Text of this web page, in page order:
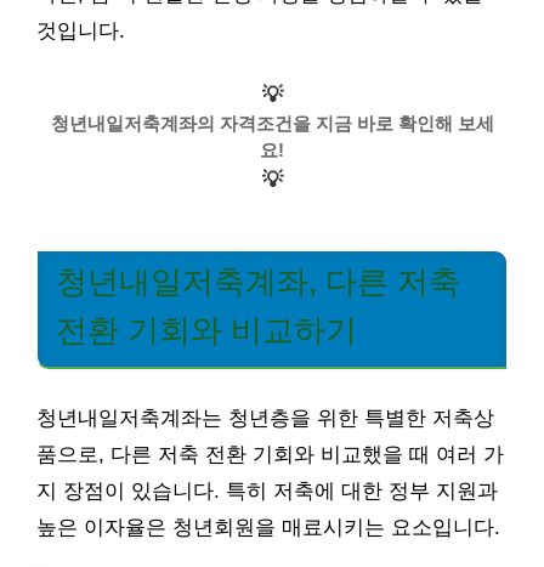
것입니다.
💡
청년내일저축계좌의 자격조건을 지금 바로 확인해 보세
요!
💡
청년내일저축계좌, 다른 저축
전환 기회와 비교하기
청년내일저축계좌는 청년층을 위한 특별한 저축상
품으로, 다른 저축 전환 기회와 비교했을 때 여러 가
지 장점이 있습니다. 특히 저축에 대한 정부 지원과
높은 이자율은 청년회원을 매료시키는 요소입니다.